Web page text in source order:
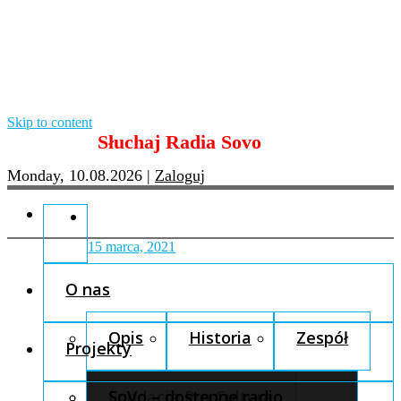
Skip to content
Słuchaj Radia Sovo
Monday, 10.08.2026 | Zaloguj
O nas
Opis Historia Zespół
Fundacja Pro Cultura
Projekty
SoVo – dostępne radio
15 marca, 2021